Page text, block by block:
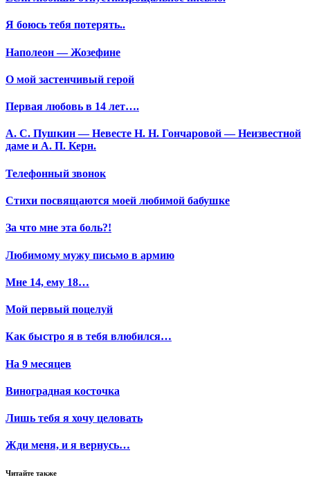
Я боюсь тебя потерять..
Наполеон — Жозефине
О мой застенчивый герой
Первая любовь в 14 лет….
А. С. Пушкин — Невесте Н. Н. Гончаровой — Неизвестной
даме и А. П. Керн.
Телефонный звонок
Стихи посвящаются моей любимой бабушке
За что мне эта боль?!
Любимому мужу письмо в армию
Мне 14, ему 18…
Мой первый поцелуй
Как быстро я в тебя влюбился…
На 9 месяцев
Виноградная косточка
Лишь тебя я хочу целовать
Жди меня, и я вернусь…
Читайте также